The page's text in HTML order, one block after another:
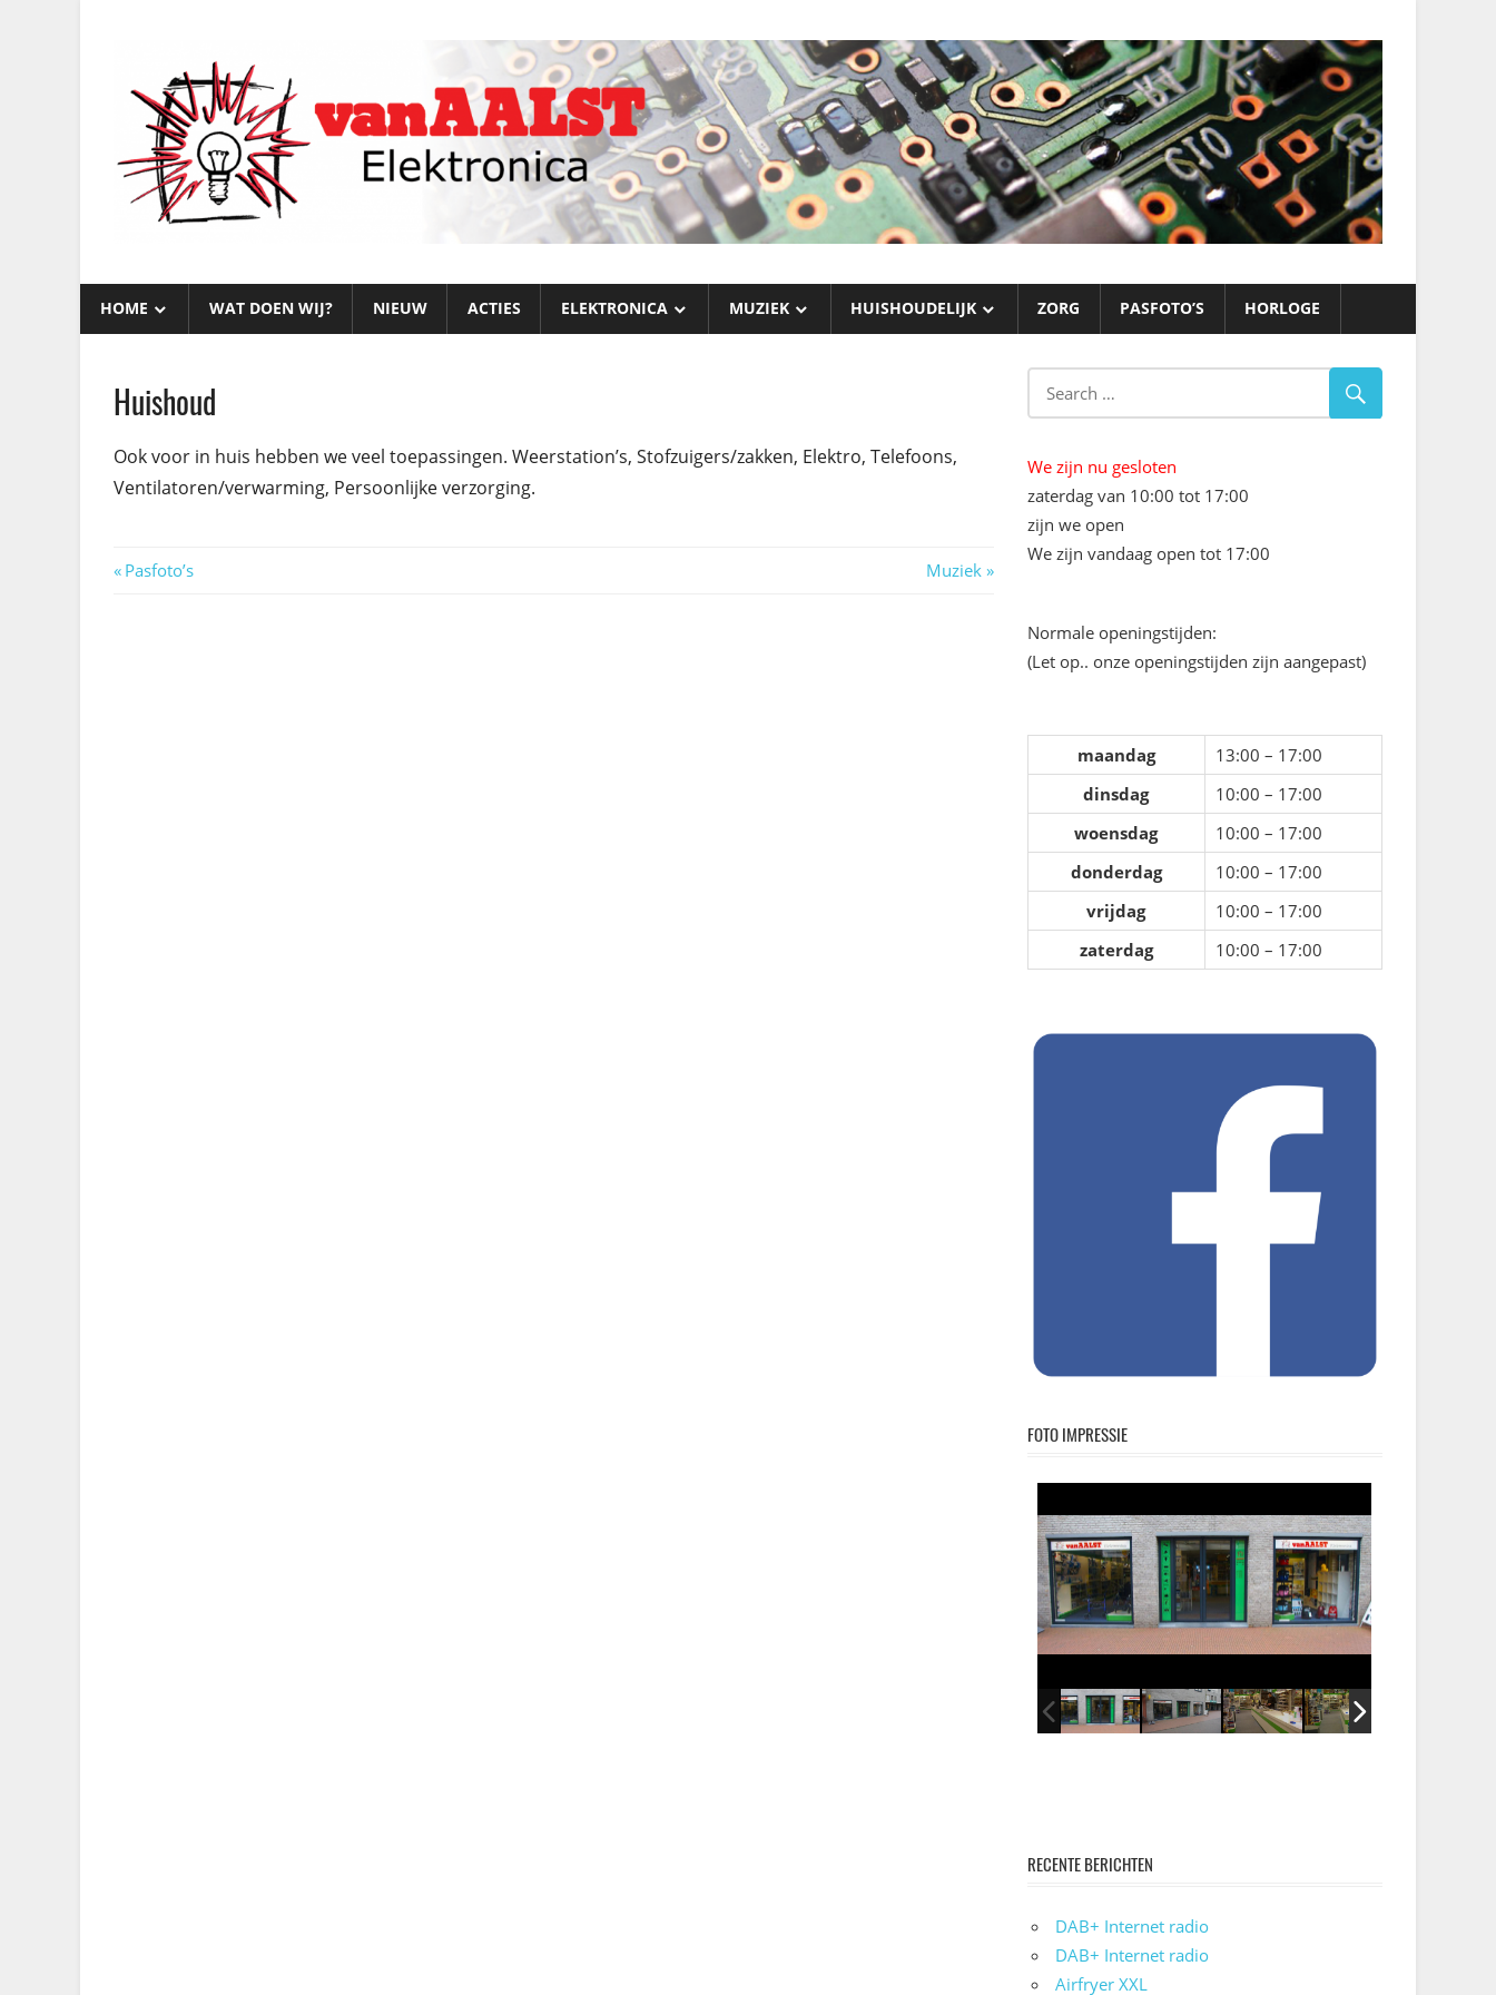
van
Aalst
Elektronica
elektronica
HOME WAT DOEN WIJ? NIEUW ACTIES ELEKTRONICA MUZIEK HUISHOUDELIJK ZORG PASFOTO’S HORLOGE
WAT
WIJ?
Huishoud
Ook voor in huis hebben we veel toepassingen. Weerstation’s, Stofzuigers/zakken, Elektro, Telefoons,
Ventilatoren/verwarming, Persoonlijke verzorging.
Berichtnavigatie
Previous
Pasfoto’s
Next
Muziek
We zijn nu gesloten
zaterdag van 10:00 tot 17:00
zijn we open
We zijn vandaag open tot 17:00
Normale openingstijden:
(Let op.. onze openingstijden zijn aangepast)
maandag
13:00 – 17:00
dinsdag
10:00 – 17:00
woensdag
10:00 – 17:00
donderdag
10:00 – 17:00
vrijdag
10:00 – 17:00
zaterdag
10:00 – 17:00
FOTO IMPRESSIE
RECENTE BERICHTEN
DAB+ Internet radio
DAB+ Internet radio
Airfryer XXL